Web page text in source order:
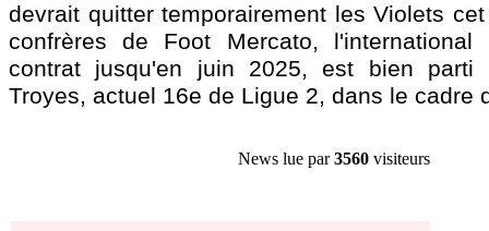
devrait quitter temporairement les Violets
confrères de Foot Mercato, l'international
contrat jusqu'en juin 2025, est bien parti
Troyes, actuel 16e de Ligue 2, dans le cadre
News lue par3560 visiteurs